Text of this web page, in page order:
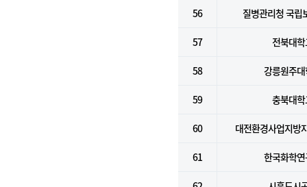
56 질병관리청 국립
57 전북대
58 강릉원주
59 충북대
60 대전환경사업지방
61 한국화학